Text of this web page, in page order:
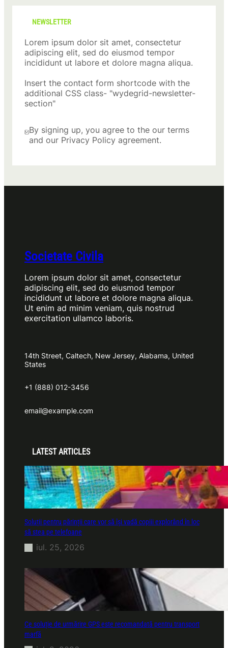
NEWSLETTER
Lorem ipsum dolor sit amet, consectetur
adipiscing elit, sed do eiusmod tempor
incididunt ut labore et dolore magna aliqua.
Insert the contact form shortcode with the
additional CSS class- "wydegrid-newsletter-
section"
By signing up, you agree to the our terms
and our Privacy Policy agreement.
Societate Civila
Lorem ipsum dolor sit amet, consectetur
adipiscing elit, sed do eiusmod tempor
incididunt ut labore et dolore magna aliqua.
Ut enim ad minim veniam, quis nostrud
exercitation ullamco laboris.
14th Street, Caltech, New Jersey, Alabama, United
States
+1 (888) 012-3456
email@example.com
LATEST ARTICLES
Soluții pentru părinții care vor să își vadă copiii explorând în loc
să stea pe telefoane
iul. 25, 2026
Ce soluție de urmărire GPS este recomandată pentru transport
marfă